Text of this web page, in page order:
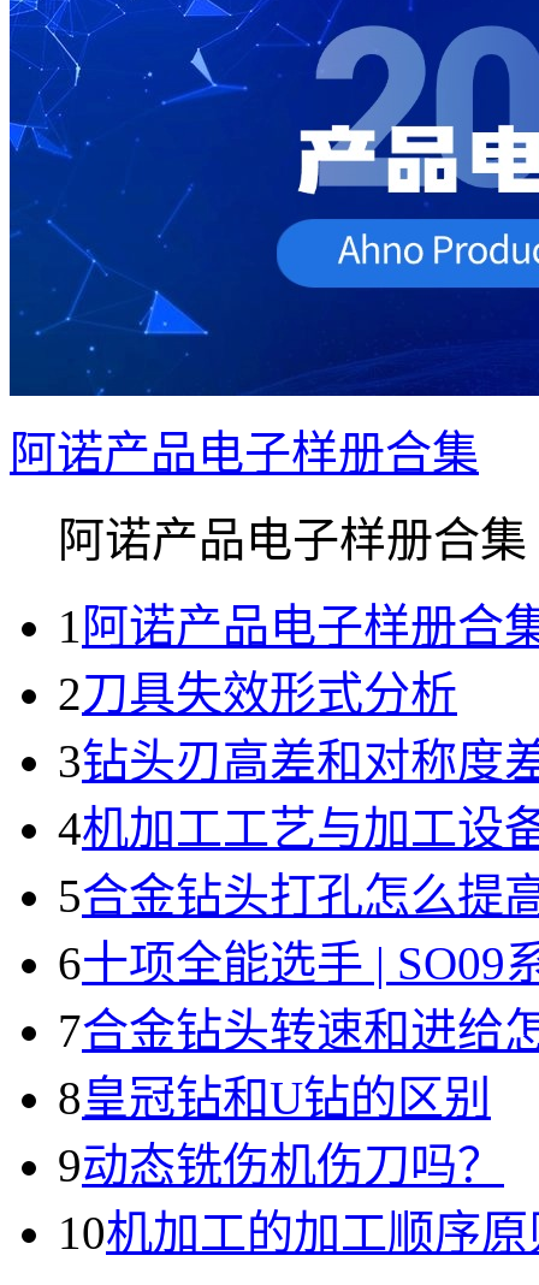
阿诺产品电子样册合集
阿诺产品电子样册合集
1 阿诺产品电子样册合
2刀具失效形式分析
3钻头刃高差和对称度
4机加工工艺与加工设
5合金钻头打孔怎么提
6十项全能选手 | SO09
7合金钻头转速和进给
8皇冠钻和U钻的区别
9动态铣伤机伤刀吗？
10机加工的加工顺序原